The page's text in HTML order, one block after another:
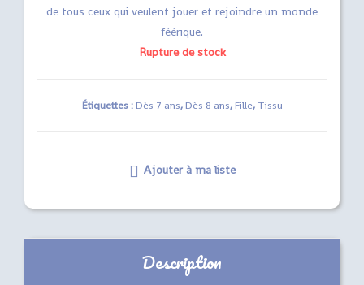
de tous ceux qui veulent jouer et rejoindre un monde
féérique.
Rupture de stock
Étiquettes :Dès 7 ans,Dès 8 ans,Fille, Tissu
Ajouter à ma liste
Description